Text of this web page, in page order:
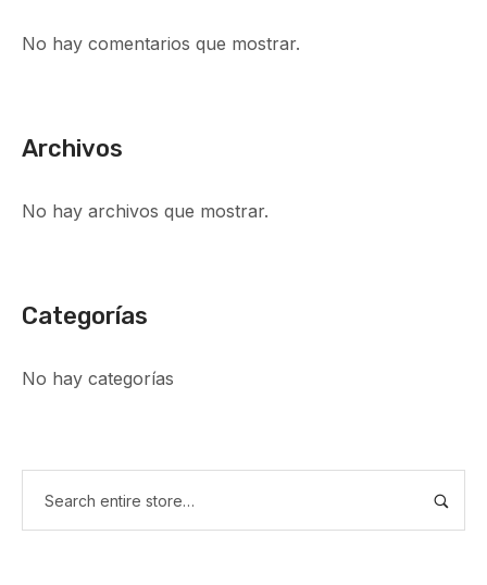
No hay comentarios que mostrar.
Archivos
No hay archivos que mostrar.
Categorías
No hay categorías